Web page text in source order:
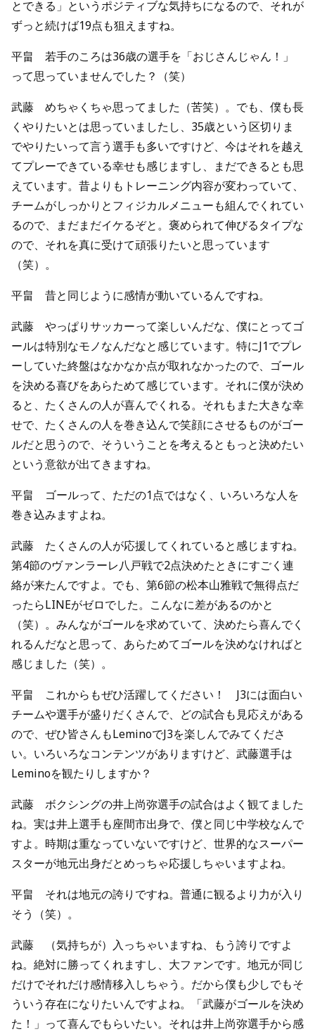
とできる」というポジティブな気持ちになるので、それが
ずっと続けば19点も狙えますね。
平畠 若手のころは36歳の選手を「おじさんじゃん！」
って思っていませんでした？（笑）
武藤 めちゃくちゃ思ってました（苦笑）。でも、僕も長
くやりたいとは思っていましたし、35歳という区切りま
でやりたいって言う選手も多いですけど、今はそれを越え
てプレーできている幸せも感じますし、まだできるとも思
えています。昔よりもトレーニング内容が変わっていて、
チームがしっかりとフィジカルメニューも組んでくれてい
るので、まだまだイケるぞと。褒められて伸びるタイプな
ので、それを真に受けて頑張りたいと思っています
（笑）。
平畠 昔と同じように感情が動いているんですね。
武藤 やっぱりサッカーって楽しいんだな、僕にとってゴ
ールは特別なモノなんだなと感じています。特にJ1でプレ
ーしていた終盤はなかなか点が取れなかったので、ゴール
を決める喜びをあらためて感じています。それに僕が決め
ると、たくさんの人が喜んでくれる。それもまた大きな幸
せで、たくさんの人を巻き込んで笑顔にさせるものがゴー
ルだと思うので、そういうことを考えるともっと決めたい
という意欲が出てきますね。
平畠 ゴールって、ただの1点ではなく、いろいろな人を
巻き込みますよね。
武藤 たくさんの人が応援してくれていると感じますね。
第4節のヴァンラーレ八戸戦で2点決めたときにすごく連
絡が来たんですよ。でも、第6節の松本山雅戦で無得点だ
ったらLINEがゼロでした。こんなに差があるのかと
（笑）。みんながゴールを求めていて、決めたら喜んでく
れるんだなと思って、あらためてゴールを決めなければと
感じました（笑）。
平畠 これからもぜひ活躍してください！ J3には面白い
チームや選手が盛りだくさんで、どの試合も見応えがある
ので、ぜひ皆さんもLeminoでJ3を楽しんでみてくださ
い。いろいろなコンテンツがありますけど、武藤選手は
Leminoを観たりしますか？
武藤 ボクシングの井上尚弥選手の試合はよく観てました
ね。実は井上選手も座間市出身で、僕と同じ中学校なんで
すよ。時期は重なっていないですけど、世界的なスーパー
スターが地元出身だとめっちゃ応援しちゃいますよね。
平畠 それは地元の誇りですね。普通に観るより力が入り
そう（笑）。
武藤 （気持ちが）入っちゃいますね、もう誇りですよ
ね。絶対に勝ってくれますし、大ファンです。地元が同じ
だけでそれだけ感情移入しちゃう。だから僕も少しでもそ
ういう存在になりたいんですよね。「武藤がゴールを決め
た！」って喜んでもらいたい。それは井上尚弥選手から感